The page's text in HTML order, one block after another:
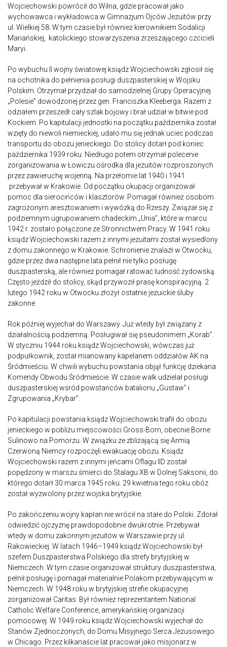
Wojciechowski powrócił do Wilna, gdzie pracował jako
wychowawca i wykładowca w Gimnazjum Ojców Jezuitów przy
ul. Wielkiej 58. W tym czasie był również kierownikiem Sodalicji
Mariańskiej, katolickiego stowarzyszenia zrzeszającego czcicieli
Maryi.
Po wybuchu II wojny światowej ksiądz Wojciechowski zgłosił się
na ochotnika do pełnienia posługi duszpasterskiej w Wojsku
Polskim. Otrzymał przydział do samodzielnej Grupy Operacyjnej
„Polesie” dowodzonej przez gen. Franciszka Kleeberga. Razem z
odziałem przeszedł cały szlak bojowy i brał udział w bitwie pod
Kockiem. Po kapitulacji jednostki na początku października został
wzięty do niewoli niemieckiej, udało mu się jednak uciec podczas
transportu do obozu jenieckiego. Do stolicy dotarł pod koniec
października 1939 roku. Niedługo potem otrzymał polecenie
zorganizowania w Łowiczu ośrodka dla jezuitów rozproszonych
przez zawieruchę wojenną. Na przełomie lat 1940 i 1941
przebywał w Krakowie. Od początku okupacji organizował
pomoc dla sierocińców i klasztorów. Pomagał również osobom
zagrożonym aresztowaniem i wywózką do Rzeszy. Związał się z
podziemnym ugrupowaniem chadeckim „Unia”, które w marcu
1942 r. zostało połączone ze Stronnictwem Pracy. W 1941 roku
ksiądz Wojciechowski razem z innymi jezuitami został wysiedlony
z domu zakonnego w Krakowie. Schronienie znalazł w Otwocku,
gdzie przez dwa następne lata pełnił nie tylko posługę
duszpasterską, ale również pomagał ratować ludność żydowską.
Często jeździł do stolicy, skąd przywoził prasę konspiracyjną. 2
lutego 1942 roku w Otwocku złożył ostatnie jezuickie śluby
zakonne.
Rok później wyjechał do Warszawy. Już wtedy był związany z
działalnością podziemną. Posługiwał się pseudonimem „Korab”.
W styczniu 1944 roku ksiądz Wojciechowski, wówczas już
podpułkownik, został mianowany kapelanem oddziałów AK na
Śródmieściu. W chwili wybuchu powstania objął funkcję dziekana
Komendy Obwodu Śródmieście. W czasie walk udzielał posługi
duszpasterskiej wśród powstańców batalionu „Gustaw” i
Zgrupowania „Krybar”.
Po kapitulacji powstania ksiądz Wojciechowski trafił do obozu
jenieckiego w pobliżu miejscowości Gross-Born, obecnie Borne
Sulinowo na Pomorzu. W związku ze zbliżającą się Armią
Czerwoną Niemcy rozpoczęli ewakuację obozu. Ksiądz
Wojciechowski razem z innymi jeńcami Oflagu IID został
popędzony w marszu śmierci do Stalagu XB w Dolnej Saksonii, do
którego dotarł 30 marca 1945 roku. 29 kwietnia tego roku obóz
został wyzwolony przez wojska brytyjskie.
Po zakończeniu wojny kapłan nie wrócił na stałe do Polski. Zdołał
odwiedzić ojczyznę prawdopodobnie dwukrotnie. Przebywał
wtedy w domu zakonnym jezuitów w Warszawie przy ul.
Rakowieckiej. W latach 1946–1949 ksiądz Wojciechowski był
szefem Duszpasterstwa Polskiego dla strefy brytyjskiej w
Niemczech. W tym czasie organizował struktury duszpasterstwa,
pełnił posługę i pomagał materialnie Polakom przebywającym w
Niemczech. W 1948 roku w brytyjskiej strefie okupacyjnej
zorganizował Caritas. Był również reprezentantem National
Catholic Welfare Conference, amerykańskiej organizacji
pomocowej. W 1949 roku ksiądz Wojciechowski wyjechał do
Stanów Zjednoczonych, do Domu Misyjnego Serca Jezusowego
w Chicago. Przez kilkanaście lat pracował jako misjonarz w